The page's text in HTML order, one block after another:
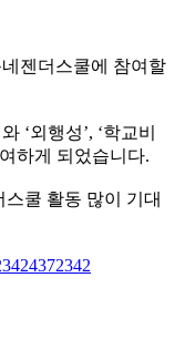
젠더스쿨에 참여할
‘외행성’, ‘학교비
하게 되었습니다.
쿨 활동 많이 기대